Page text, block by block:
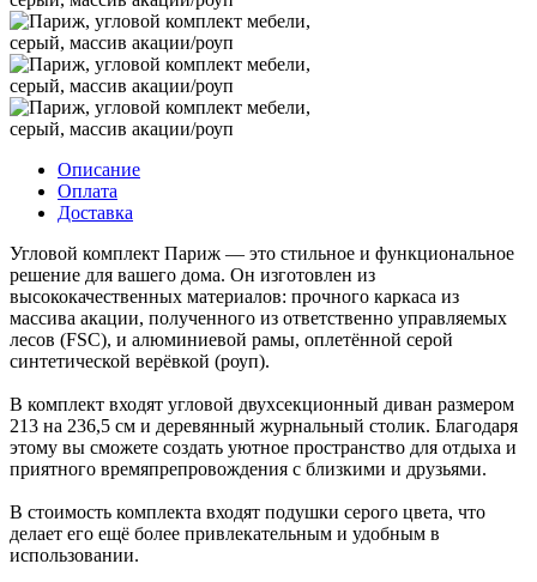
Описание
Оплата
Доставка
Угловой комплект Париж — это стильное и функциональное
решение для вашего дома. Он изготовлен из
высококачественных материалов: прочного каркаса из
массива акации, полученного из ответственно управляемых
лесов (FSC), и алюминиевой рамы, оплетённой серой
синтетической верёвкой (роуп).
В комплект входят угловой двухсекционный диван размером
213 на 236,5 см и деревянный журнальный столик. Благодаря
этому вы сможете создать уютное пространство для отдыха и
приятного времяпрепровождения с близкими и друзьями.
В стоимость комплекта входят подушки серого цвета, что
делает его ещё более привлекательным и удобным в
использовании.